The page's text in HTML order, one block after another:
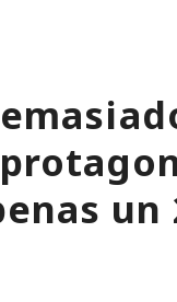
un